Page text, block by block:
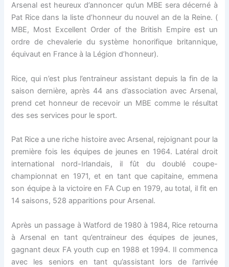
Arsenal est heureux d’annoncer qu’un MBE sera décerné à
Pat Rice dans la liste d’honneur du nouvel an de la Reine. (
MBE, Most Excellent Order of the British Empire est un
ordre de chevalerie du système honorifique britannique,
équivaut en France à la Légion d’honneur).
Rice, qui n’est plus l’entraineur assistant depuis la fin de la
saison dernière, après 44 ans d’association avec Arsenal,
prend cet honneur de recevoir un MBE comme le résultat
des ses services pour le sport.
Pat Rice a une riche histoire avec Arsenal, rejoignant pour la
première fois les équipes de jeunes en 1964. Latéral droit
international nord-Irlandais, il fût du doublé coupe-
championnat en 1971, et en tant que capitaine, emmena
son équipe à la victoire en FA Cup en 1979, au total, il fit en
14 saisons, 528 apparitions pour Arsenal.
Après un passage à Watford de 1980 à 1984, Rice retourna
à Arsenal en tant qu’entraineur des équipes de jeunes,
gagnant deux FA youth cup en 1988 et 1994. Il commenca
avec les seniors en tant qu’assistant lors de l’arrivée